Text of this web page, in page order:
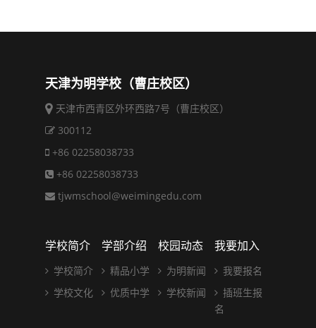
天津为明学校（曹庄校区）
天津市西青区外环西路7号（曹庄校区）
300112
+86 02258038733
+86 02258038733
tjwmschool@weimingedu.com
学校简介
学校简介
学校文化
学部介绍
精品小学
优质中学
校园动态
为明新闻
学校新闻
我要加入
我要报名
插班生报
名